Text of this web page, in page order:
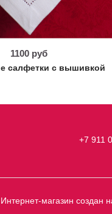
1100 руб
салфетки с вышивкой
+7 911
Интернет-магазин создан